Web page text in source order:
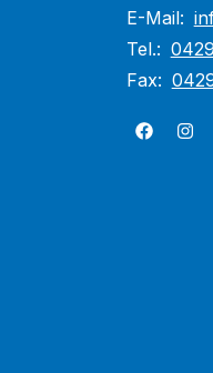
E-Mail:
Tel.:
Fax: